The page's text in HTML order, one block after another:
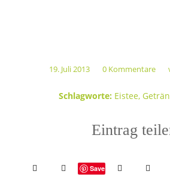
19. Juli 2013
/ 0 Kommentare
/
Schlagworte: Eistee,
Eintrag
Save